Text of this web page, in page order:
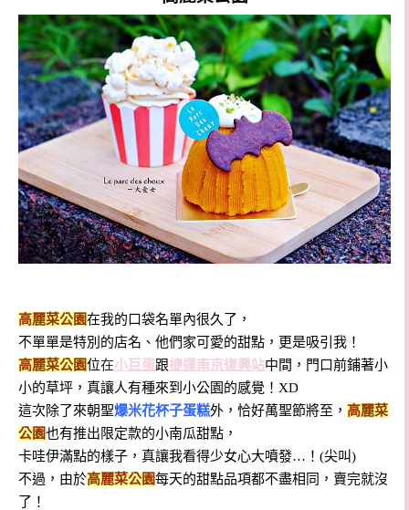
高麗菜公園在我的口袋名單內很久了，
不單單是特別的店名、他們家可愛的甜點，更是吸引我！
高麗菜公園位在小巨蛋跟捷運南京復興站中間，門口前鋪著小
小的草坪，真讓人有種來到小公園的感覺！XD
這次除了來朝聖爆米花杯子蛋糕外，恰好萬聖節將至， 高麗菜
公園也有推出限定款的小南瓜甜點，
卡哇伊滿點的樣子，真讓我看得少女心大噴發…！(尖叫)
不過，由於高麗菜公園每天的甜點品項都不盡相同，賣完就沒
了！